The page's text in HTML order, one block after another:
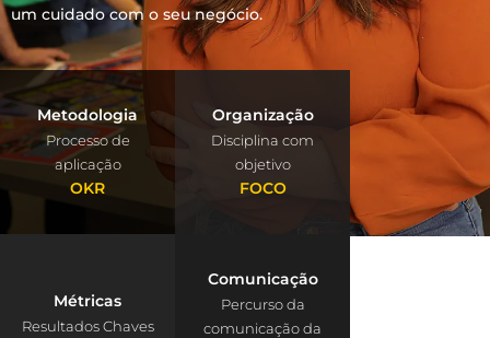
um cuidado com o seu negócio.
Metodologia
Processo de
aplicação
OKR
Organização
Disciplina com
objetivo
FOCO
Métricas
Resultados Chaves
Comunicação
Percurso da
comunicação da